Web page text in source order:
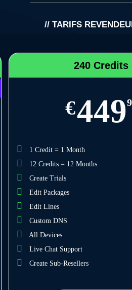
// TARIFS
240 Credits
€449
1 Credit = 1 Month
12 Credits = 12 Months
Create Trials
Edit Packages
Edit Lines
Custom DNS
All Devices
Live Chat Support
Create Sub-Resellers